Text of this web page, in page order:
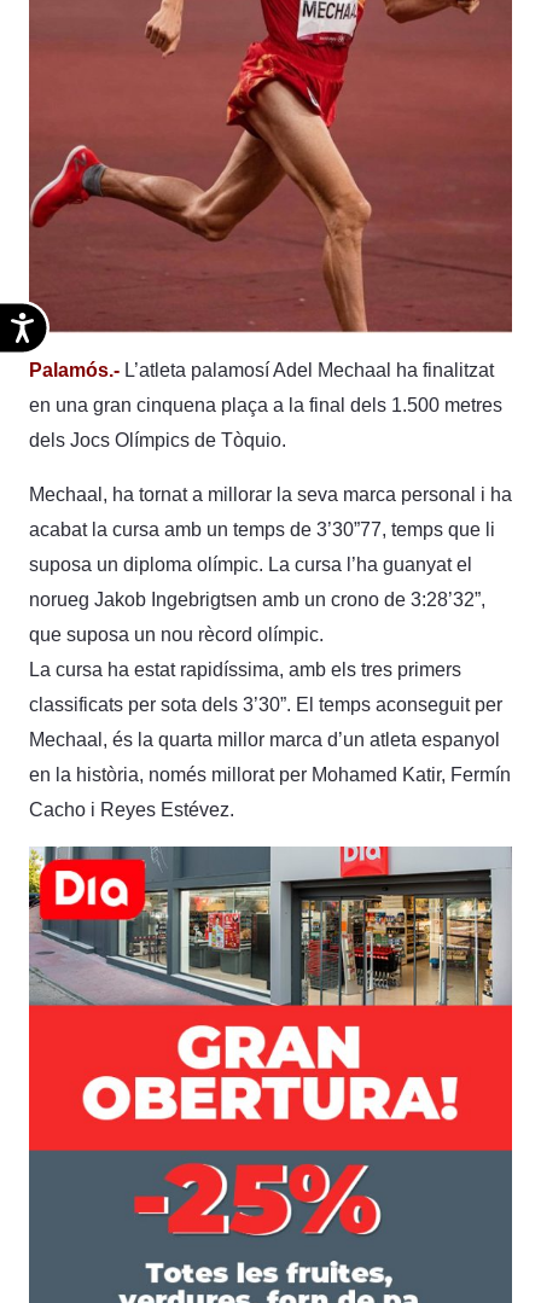
Accesibilidad
Palamós.- L’atleta palamosí Adel Mechaal ha finalitzat
en una gran cinquena plaça a la final dels 1.500 metres
dels Jocs Olímpics de Tòquio.
Mechaal, ha tornat a millorar la seva marca personal i ha
acabat la cursa amb un temps de 3’30”77, temps que li
suposa un diploma olímpic. La cursa l’ha guanyat el
norueg Jakob Ingebrigtsen amb un crono de 3:28’32”,
que suposa un nou rècord olímpic.
La cursa ha estat rapidíssima, amb els tres primers
classificats per sota dels 3’30”. El temps aconseguit per
Mechaal, és la quarta millor marca d’un atleta espanyol
en la història, només millorat per Mohamed Katir, Fermín
Cacho i Reyes Estévez.